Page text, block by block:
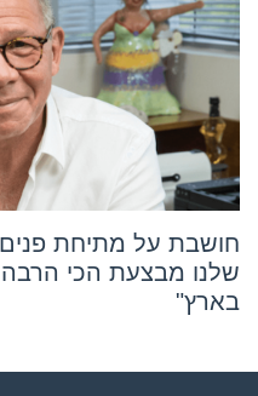
חושבת על מתיחת
שלנו מבצעת הכי
בארץ"